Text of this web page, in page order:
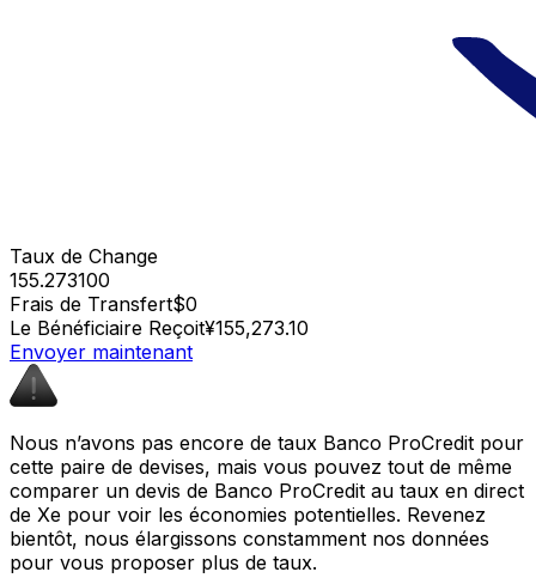
Taux de Change
155.273100
Frais de Transfert$0
Le Bénéficiaire Reçoit¥155,273.10
Envoyer maintenant
Nous n’avons pas encore de taux Banco ProCredit pour
cette paire de devises, mais vous pouvez tout de même
comparer un devis de Banco ProCredit au taux en direct
de Xe pour voir les économies potentielles. Revenez
bientôt, nous élargissons constamment nos données
pour vous proposer plus de taux.